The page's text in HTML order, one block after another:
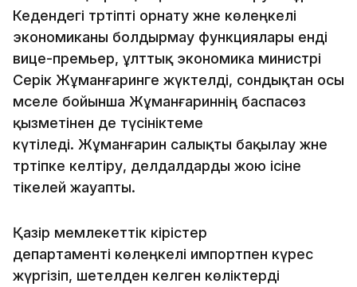
Кедендегі тәртіпті орнату және көлеңкелі
экономиканы болдырмау функциялары енді
вице-премьер, ұлттық экономика министрі
Серік Жұманғаринге жүктелді, сондықтан осы
мәселе бойынша Жұманғариннің баспасөз
қызметінен де түсініктеме
күтіледі. Жұманғарин салықты бақылау және
тәртіпке келтіру, делдалдарды жою ісіне
тікелей жауапты.
Қазір мемлекеттік кірістер
департаменті көлеңкелі импортпен күрес
жүргізіп, шетелден әкелген көліктерді